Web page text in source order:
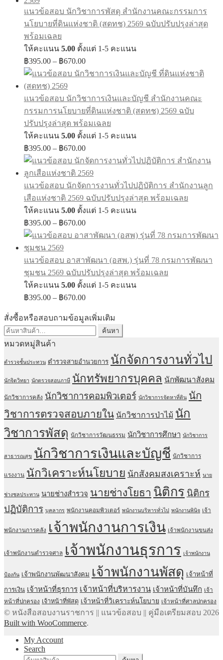
through
฿605.00
แนวข้อสอบ นักวิชาการพัสดุ สำนักงานคณะกรรมการ
นโยบายที่ดินแห่งชาติ (สดทช) 2569 ฉบับปรับปรุงล่าสุด
พร้อมเฉลย
ให้คะแนน 5.00 ตั้งแต่ 1-5 คะแนน
฿395.00 – ฿670.00Price
range:
฿395.00
฿670.00
แนวข้อสอบ นักวิชาการเงินและบัญชี สำนักงานคณะ
กรรมการนโยบายที่ดินแห่งชาติ (สดทช) 2569 ฉบับ
ปรับปรุงล่าสุด พร้อมเฉลย
ให้คะแนน 5.00 ตั้งแต่ 1-5 คะแนน
฿395.00 – ฿670.00Price
range:
฿395.00
through
฿670.00
แนวข้อสอบ นักจัดการงานทั่วไปปฏิบัติการ สำนักงานลูก
เสือแห่งชาติ 2569 ฉบับปรับปรุงล่าสุด พร้อมเฉลย
ให้คะแนน 5.00 ตั้งแต่ 1-5 คะแนน
฿395.00 – ฿670.00Price
range:
฿395.00
฿670.00
แนวข้อสอบ อาสาพัฒนา (อสพ.) รุ่นที่ 78 กรมการพัฒนา
ชุมชน 2569 ฉบับปรับปรุงล่าสุด พร้อมเฉลย
ให้คะแนน 5.00 ตั้งแต่ 1-5 คะแนน
฿395.00 – ฿670.00Price
฿395.00
through
฿670.00
สั่งซื้อหรือสอบถามข้อมูลเพิ่มเติม
ค้นหา:
ค้นหา
หมวดหมู่สินค้า
ตำรวจชั้นประทวน ตำรวจสายอำนวยการ นักจัดการงานทั่วไป
นักจิตวิทยา นักตรวจสอบภาษี นักทรัพยากรบุคคล นักพัฒนาสังคม
นักวิชาการคลัง นักวิชาการคอมพิวเตอร์ นักวิชาการจัดหาที่ดิน นัก
วิชาการตรวจสอบภายใน นักวิชาการป่าไม้ นัก
วิชาการพัสดุ นักวิชาการวัฒนธรรม นักวิชาการศึกษา นักวิชาการ
สาธารณสุข นักวิชาการเงินและบัญชี นักวิชาการ
แรงงาน นักวิเคราะห์นโยบาย นักสังคมสงเคราะห์ นาย
ช่างชลประทาน นายช่างสำรวจ นายช่างโยธา นิติกร นิติกร
ปฏิบัติการ บุคลากร พนักงานคอมพิวเตอร์ พนักงานบริหารทั่วไป พนักงานพินิจ เจ้า
พนักงานการคลัง เจ้าพนักงานการเงิน เจ้าพนักงานขนส่ง
เจ้าพนักงานตำรวจศาล เจ้าพนักงานธุรการ เจ้าพนักงาน
ป้องกัน เจ้าพนักงานพัฒนาสังคม เจ้าพนักงานพัสดุ เจ้าหน้าที่
การเงิน เจ้าหน้าที่ธุรการ เจ้าหน้าที่บริหารงาน เจ้าหน้าที่บันทึก เจ้า
หน้าที่ปกครอง เจ้าหน้าที่พัสดุ เจ้าหน้าที่วิเคราะห์นโยบาย เจ้าหน้าที่ศาลปกครอง
© หนังสือสอบงานราชการ || แนวข้อสอบ || คู่มือเตรียมสอบ 2026
Built with WooCommerce.
My Account
Search